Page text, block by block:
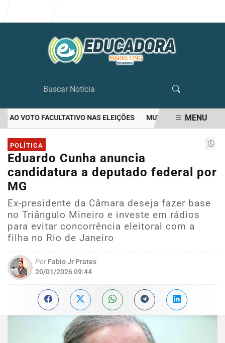
VOTO FACULTATIVO NAS ELEIÇÕES MULHER MATA O
EM ALTA
MENU
POLÍTICA
Eduardo Cunha anuncia
candidatura a deputado federal por
MG
Ex-presidente da Câmara deseja fazer base
no Triângulo Mineiro e investe em rádios
para evitar concorrência eleitoral com a
filha no Rio de Janeiro
Por Fabio Jr Prates
20/01/2026 09:44